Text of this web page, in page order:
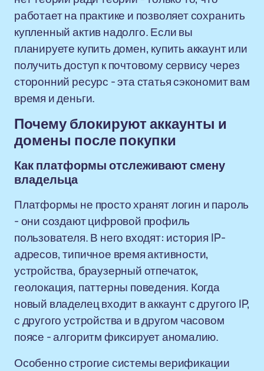
работает на практике и позволяет сохранить
купленный актив надолго. Если вы
планируете купить домен, купить аккаунт или
получить доступ к почтовому сервису через
сторонний ресурс - эта статья сэкономит вам
время и деньги.
Почему блокируют аккаунты и
домены после покупки
Как платформы отслеживают смену
владельца
Платформы не просто хранят логин и пароль
- они создают цифровой профиль
пользователя. В него входят: история IP-
адресов, типичное время активности,
устройства, браузерный отпечаток,
геолокация, паттерны поведения. Когда
новый владелец входит в аккаунт с другого IP,
с другого устройства и в другом часовом
поясе - алгоритм фиксирует аномалию.
Особенно строгие системы верификации